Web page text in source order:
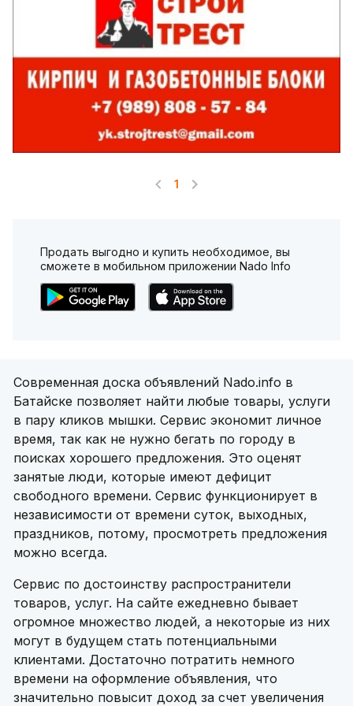
1
Продать выгодно и купить необходимое, вы
сможете в мобильном приложении Nado Info
Современная доска объявлений Nado.info в
Батайске позволяет найти любые товары, услуги
в пару кликов мышки. Сервис экономит личное
время, так как не нужно бегать по городу в
поисках хорошего предложения. Это оценят
занятые люди, которые имеют дефицит
свободного времени. Сервис функционирует в
независимости от времени суток, выходных,
праздников, потому, просмотреть предложения
можно всегда.
Сервис по достоинству распространители
товаров, услуг. На сайте ежедневно бывает
огромное множество людей, а некоторые из них
могут в будущем стать потенциальными
клиентами. Достаточно потратить немного
времени на оформление объявления, что
значительно повысит доход за счет увеличения